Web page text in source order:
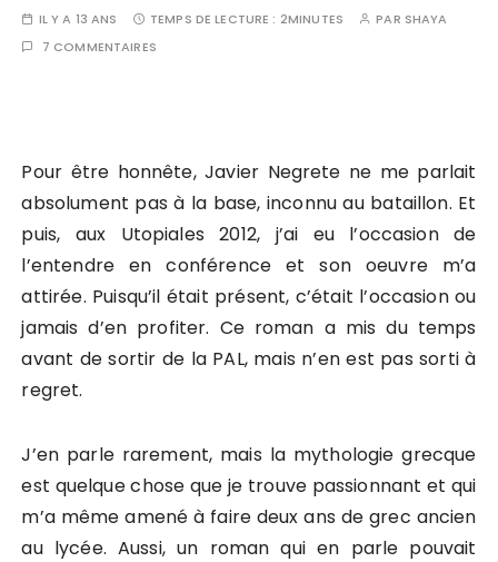
IL Y A 13 ANS TEMPS DE LECTURE : 2MINUTES PAR SHAYA
7 COMMENTAIRES
Pour être honnête, Javier Negrete ne me parlait
absolument pas à la base, inconnu au bataillon. Et
puis, aux Utopiales 2012, j’ai eu l’occasion de
l’entendre en conférence et son oeuvre m’a
attirée. Puisqu’il était présent, c’était l’occasion ou
jamais d’en profiter. Ce roman a mis du temps
avant de sortir de la PAL, mais n’en est pas sorti à
regret.
J’en parle rarement, mais la mythologie grecque
est quelque chose que je trouve passionnant et qui
m’a même amené à faire deux ans de grec ancien
au lycée. Aussi, un roman qui en parle pouvait